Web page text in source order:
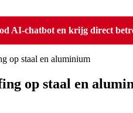
AI-chatbot en krijg direct
op staal en aluminium
op staal en